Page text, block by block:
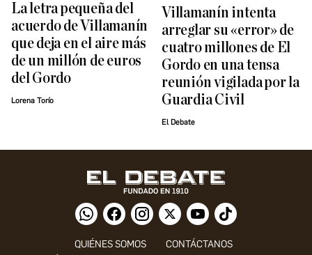
La letra pequeña del
acuerdo de Villamanín
que deja en el aire más
de un millón de euros
del Gordo
Lorena Torío
Villamanín intenta
arreglar su «error» de
cuatro millones de El
Gordo en una tensa
reunión vigilada por la
Guardia Civil
El Debate
QUIÉNES SOMOS
CONTÁCTANOS